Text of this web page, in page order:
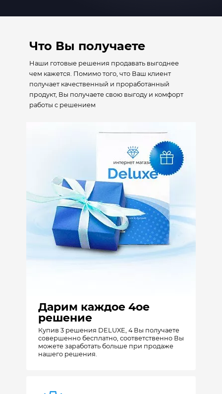
Что Вы получаете
Наши готовые решения продавать выгоднее
чем кажется. Помимо того, что Ваш клиент
получает качественный и проработанный
продукт, Вы получаете свою выгоду и комфорт
работы с решением
Дарим каждое 4ое
решение
Купив 3 решения DELUXE, 4 Вы получаете
совершенно бесплатно, соответственно Вы
можете заработать больше при продаже
нашего решения.